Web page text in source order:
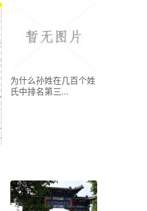
为什么孙姓在几百个姓
氏中排名第三...